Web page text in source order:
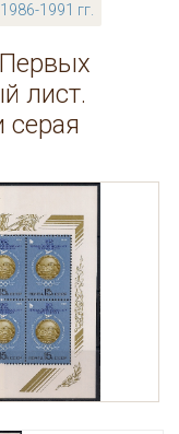
1986-1991 гг.
лист.
серая